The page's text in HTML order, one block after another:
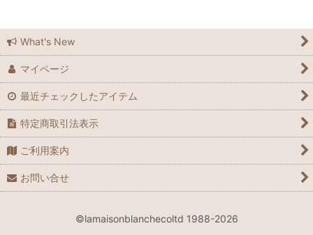
What's New
マイページ
最近チェックしたアイテム
特定商取引法表示
ご利用案内
お問い合せ
©lamaisonblanchecoltd 1988-2026